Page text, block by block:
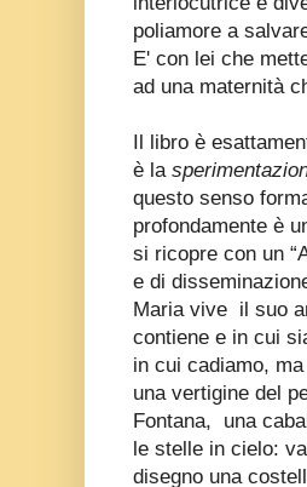
poliamore a
E' con lei che
ad una maternità
Il libro è
è la
questo senso
profondamente è
si ricopre con un
e di
Maria vive il suo
contiene e in cui
in cui cadiamo,
una vertigine del
Fontana,
una
le stelle in cielo:
disegno una